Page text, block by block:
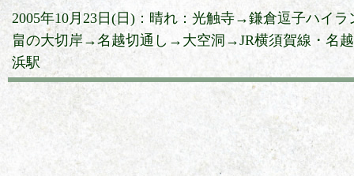
2005年10月23日(日)：晴れ：光触寺→鎌倉逗子ハイ
畠の大切岸→名越切通し→大空洞→JR横須賀線・名
浜駅